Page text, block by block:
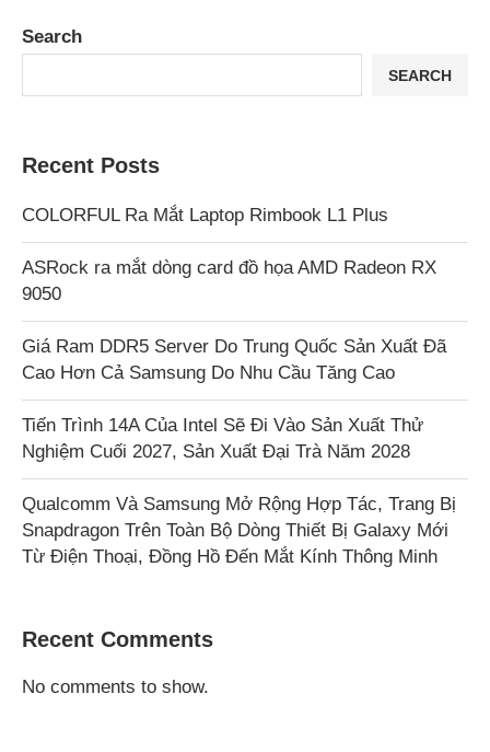
Search
SEARCH
Recent Posts
COLORFUL Ra Mắt Laptop Rimbook L1 Plus
ASRock ra mắt dòng card đồ họa AMD Radeon RX
9050
Giá Ram DDR5 Server Do Trung Quốc Sản Xuất Đã
Cao Hơn Cả Samsung Do Nhu Cầu Tăng Cao
Tiến Trình 14A Của Intel Sẽ Đi Vào Sản Xuất Thử
Nghiệm Cuối 2027, Sản Xuất Đại Trà Năm 2028
Qualcomm Và Samsung Mở Rộng Hợp Tác, Trang Bị
Snapdragon Trên Toàn Bộ Dòng Thiết Bị Galaxy Mới
Từ Điện Thoại, Đồng Hồ Đến Mắt Kính Thông Minh
Recent Comments
No comments to show.